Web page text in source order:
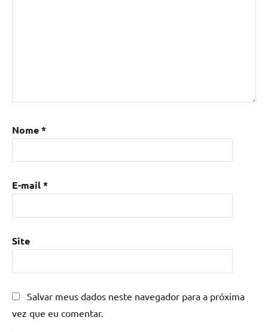
Nome*
E-mail*
Site
Salvar meus dados neste navegador para a próxima
vez que eu comentar.